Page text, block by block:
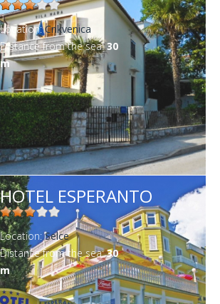
Location:Crikvenica
Distance from the sea:30
m
HOTEL ESPERANTO
Location:Selce
Distance from the sea:30
m